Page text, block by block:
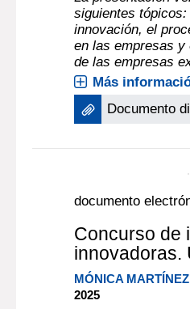
empresas?
STELLA
Montevideo
Tecnológico del
La presentación
siguientes tópicos:
en las empresas y